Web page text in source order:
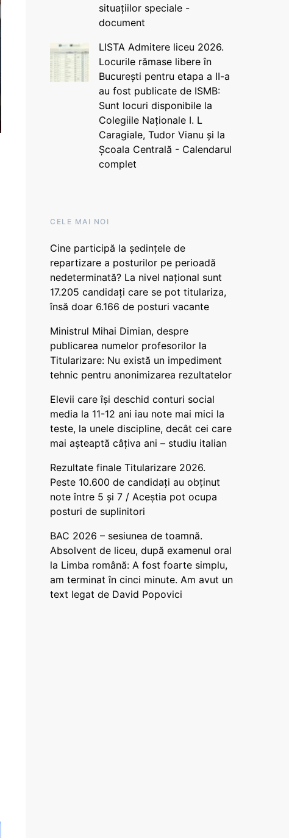
situațiilor speciale -
document
LISTA Admitere liceu 2026.
Locurile rămase libere în
București pentru etapa a II-a
au fost publicate de ISMB:
Sunt locuri disponibile la
Colegiile Naționale I. L
Caragiale, Tudor Vianu și la
Școala Centrală - Calendarul
complet
CELE MAI NOI
Cine participă la ședințele de
repartizare a posturilor pe perioadă
nedeterminată? La nivel național sunt
17.205 candidați care se pot titulariza,
însă doar 6.166 de posturi vacante
Ministrul Mihai Dimian, despre
publicarea numelor profesorilor la
Titularizare: Nu există un impediment
tehnic pentru anonimizarea rezultatelor
Elevii care își deschid conturi social
media la 11-12 ani iau note mai mici la
teste, la unele discipline, decât cei care
mai așteaptă câțiva ani – studiu italian
Rezultate finale Titularizare 2026.
Peste 10.600 de candidați au obținut
note între 5 și 7 / Aceștia pot ocupa
posturi de suplinitori
BAC 2026 – sesiunea de toamnă.
Absolvent de liceu, după examenul oral
la Limba română: A fost foarte simplu,
am terminat în cinci minute. Am avut un
text legat de David Popovici